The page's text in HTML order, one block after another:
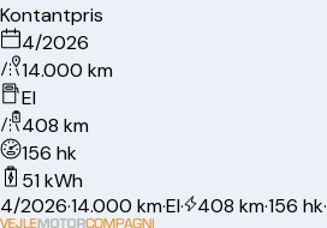
Kontantpris
4/2026
14.000 km
El
408 km
156 hk
51 kWh
4/2026·14.000 km·El· 408 km·156 hk·